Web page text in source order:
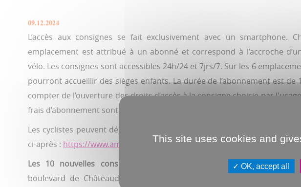
09.12.2024
L’accès aux consignes se fait exclusivement avec un smartphone.
emplacement est attribué à un abonné et correspond à l’accroche
vélo. Les consignes sont accessibles 24h/24 et 7jrs/7. Sur les 6
pourront accueillir des sièges enfants. La durée de l’abonnement est de
compter de l’ouverture des droits d’accès à la consigne choisie par
frais d’abonnement sont fixés à 25 €/an.
Les cyclistes peuvent déjà réserver leur place auprès de Buscyclette via
ci-après : https://www.ametis.fr/le-service-velo-buscyclette/
Les 10 nouvelles consignes seront installées :
rue Cozette, rue
boulevard de Châteaudun, rue Masséna, rue des Teinturiers, rue
This site uses cookies and
OK, accept all